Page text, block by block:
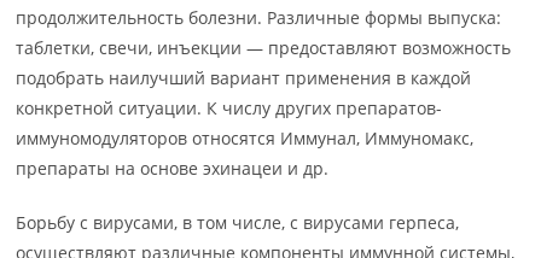
продолжительность болезни. Различные формы выпуска:
таблетки, свечи, инъекции — предоставляют возможность
подобрать наилучший вариант применения в каждой
конкретной ситуации. К числу других препаратов-
иммуномодуляторов относятся Иммунал, Иммуномакс,
препараты на основе эхинацеи и др.
Борьбу с вирусами, в том числе, с вирусами герпеса,
осуществляют различные компоненты иммунной системы,